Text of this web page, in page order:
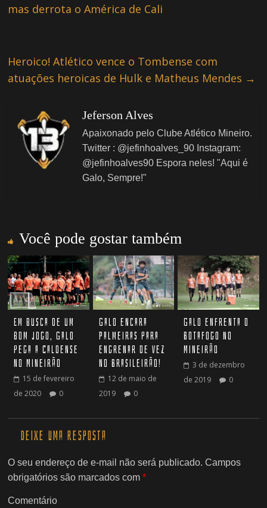
mas derrota o América de Cali
Heroico! Atlético vence o Tombense com
atuações heroicas de Hulk e Matheus Mendes →
Jeferson Alves
Apaixonado pelo Clube Atlético Mineiro.
Twitter : @jefinhoalves_90 Instagram:
@jefinhoalves90 Espora neles! "Aqui é
Galo, Sempre!"
Você pode gostar também
Em busca de um
bom jogo, Galo
pega a Caldense
no Mineirão
15 de fevereiro
de 2020
0
Galo encara
Palmeiras para
engrenar de vez
no Brasileirão!
12 de maio de
2019
0
Galo enfrenta o
Botafogo no
Mineirão
3 de dezembro
de 2019
0
Deixe uma resposta
O seu endereço de e-mail não será publicado. Campos
obrigatórios são marcados com*
Comentário